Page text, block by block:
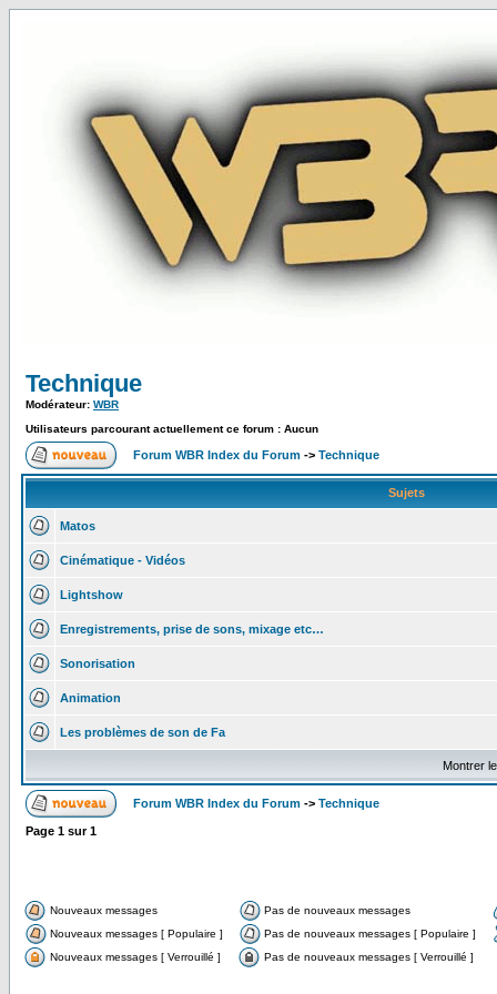
Technique
Modérateur: WBR
Utilisateurs parcourant actuellement ce forum : Aucun
Forum WBR Index du Forum -> Technique
Sujets
Matos
Cinématique - Vidéos
Lightshow
Enregistrements, prise de sons, mixage etc…
Sonorisation
Animation
Les problèmes de son de Fa
Montrer
Forum WBR Index du Forum -> Technique
Page 1 sur1
Nouveaux messages
Pas de nouveaux messages
Nouveaux messages [ Populaire ]
Pas de nouveaux messages [ Populaire ]
Nouveaux messages [ Verrouillé ]
Pas de nouveaux messages [ Verrouillé ]